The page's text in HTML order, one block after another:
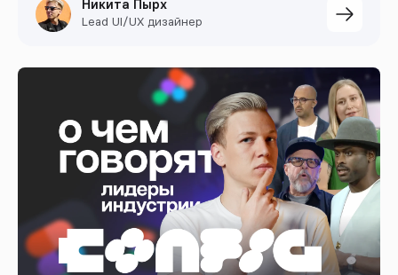
Никита Пырх
Lead UI/UX дизайнер